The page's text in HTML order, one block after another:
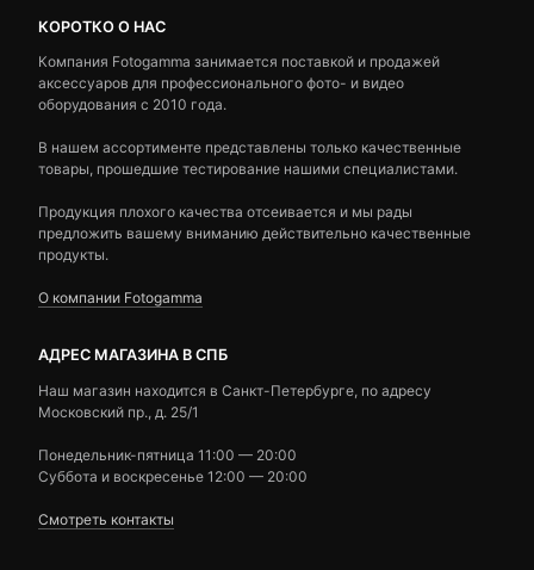
КОРОТКО О НАС
Компания Fotogamma занимается поставкой и продажей
аксессуаров для профессионального фото- и видео
оборудования с 2010 года.
В нашем ассортименте представлены только качественные
товары, прошедшие тестирование нашими специалистами.
Продукция плохого качества отсеивается и мы рады
предложить вашему вниманию действительно качественные
продукты.
О компании Fotogamma
АДРЕС МАГАЗИНА В СПБ
Наш магазин находится в Санкт-Петербурге, по адресу
Московский пр., д. 25/1
Понедельник-пятница 11:00 — 20:00
Суббота и воскресенье 12:00 — 20:00
Смотреть контакты